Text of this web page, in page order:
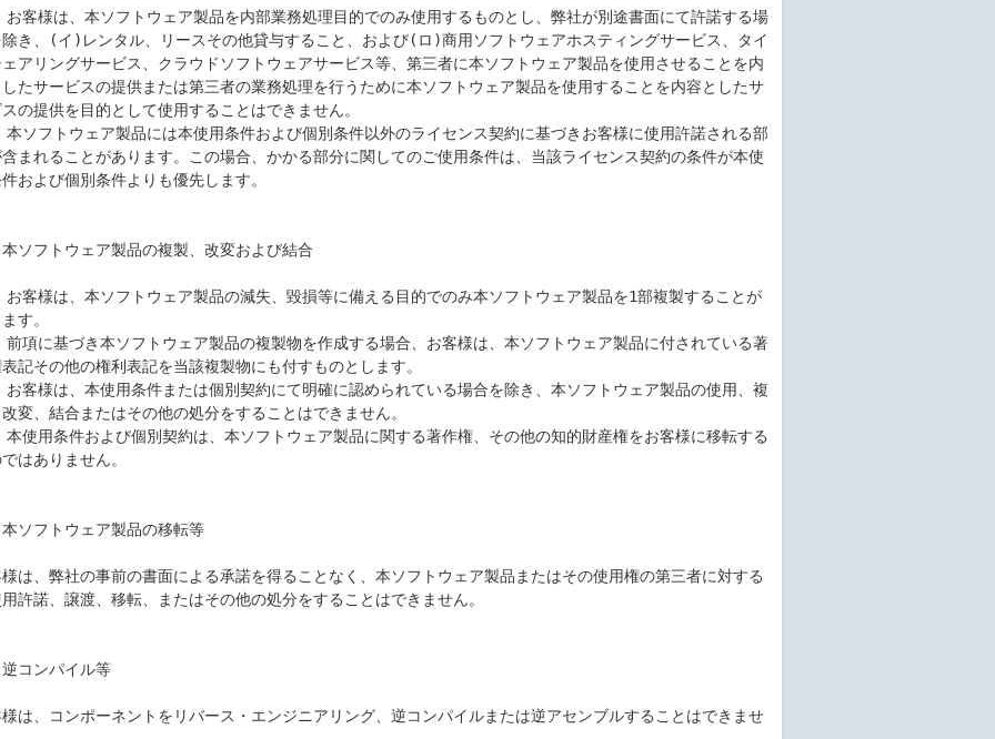
客様は、本ソフトウェア製品を内部業務処理目的でのみ使用するものとし、弊社が別途書面にて許諾する場
き、(イ)レンタル、リースその他貸与すること、および(ロ)商用ソフトウェアホスティングサービス、タイ
アリングサービス、クラウドソフトウェアサービス等、第三者に本ソフトウェア製品を使用させることを内
たサービスの提供または第三者の業務処理を行うために本ソフトウェア製品を使用することを内容としたサ
の提供を目的として使用することはできません。
ソフトウェア製品には本使用条件および個別条件以外のライセンス契約に基づきお客様に使用許諾される部
まれることがあります。この場合、かかる部分に関してのご使用条件は、当該ライセンス契約の条件が本使
および個別条件よりも優先します。
ソフトウェア製品の複製、改変および結合
客様は、本ソフトウェア製品の減失、毀損等に備える目的でのみ本ソフトウェア製品を1部複製することが
す。
項に基づき本ソフトウェア製品の複製物を作成する場合、お客様は、本ソフトウェア製品に付されている著
記その他の権利表記を当該複製物にも付すものとします。
客様は、本使用条件または個別契約にて明確に認められている場合を除き、本ソフトウェア製品の使用、複
変、結合またはその他の処分をすることはできません。
使用条件および個別契約は、本ソフトウェア製品に関する著作権、その他の知的財産権をお客様に移転する
はありません。
ソフトウェア製品の移転等
は、弊社の事前の書面による承諾を得ることなく、本ソフトウェア製品またはその使用権の第三者に対する
許諾、譲渡、移転、またはその他の処分をすることはできません。
コンパイル等
は、コンポーネントをリバース・エンジニアリング、逆コンパイルまたは逆アセンブルすることはできませ